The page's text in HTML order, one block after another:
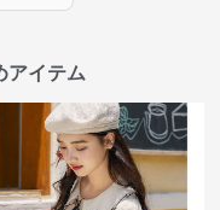
アイテム